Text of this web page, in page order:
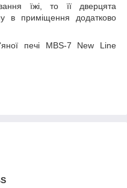
їжі, то її дверцята
в приміщення додатково
печі MBS-7 New Line